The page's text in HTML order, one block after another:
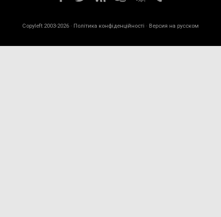
Copyleft 2003-2026 · Політика конфіденційності · Версия на русском